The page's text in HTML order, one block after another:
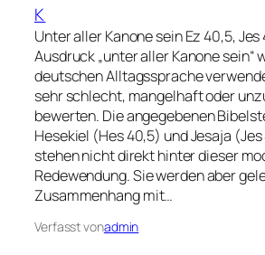
K
Unter aller Kanone sein Ez 40,5,
Ausdruck „unter aller Kanone sein“
deutschen Alltagssprache
sehr schlecht, mangelhaft oder
bewerten. Die angegebenen
Hesekiel (Hes 40,5) und Jesaja
stehen nicht direkt hinter dieser
Redewendung. Sie werden aber
Zusammenhang mit…
Verfasst vonadmin